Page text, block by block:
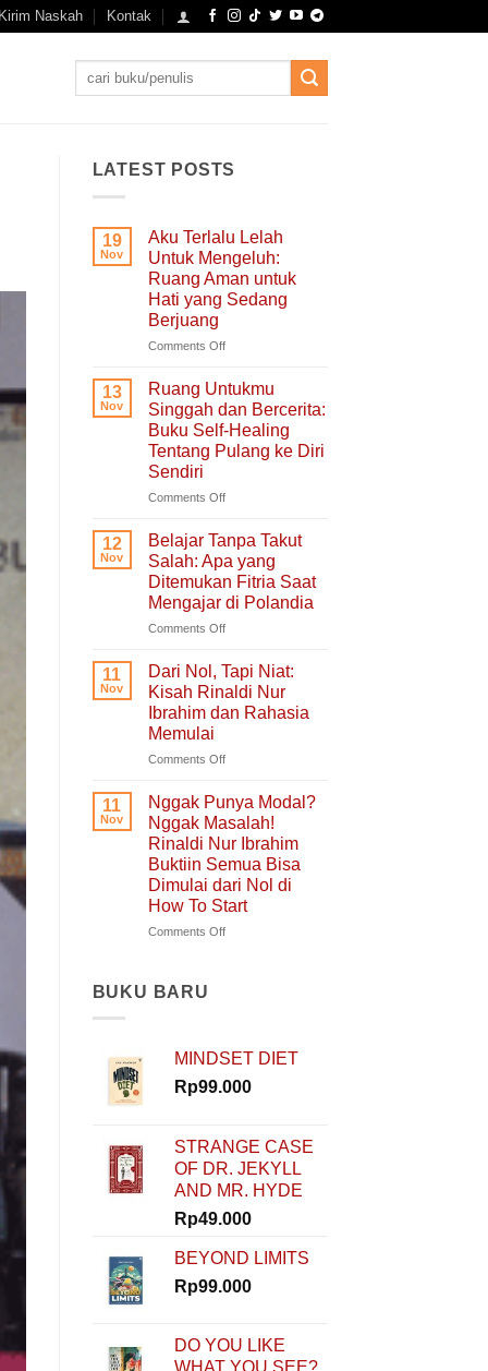
Naskah Kontak
Search
LATEST POSTS
19
Nov
Aku Terlalu Lelah
Untuk Mengeluh:
Ruang Aman untuk
Hati yang Sedang
Berjuang
Comments Offon
Terlalu
Lelah
Untuk
Mengeluh:
Ruang
untuk
Sedang
Berjuang
13
Nov
Ruang Untukmu
Singgah dan Bercerita:
Buku Self-Healing
Tentang Pulang ke Diri
Sendiri
Comments Offon
Untukmu
Singgah
dan
Bercerita:
Buku
Self-
Tentang
Pulang
ke
Diri
12
Nov
Belajar Tanpa Takut
Salah: Apa yang
Ditemukan Fitria Saat
Mengajar di Polandia
Comments Offon
Tanpa
Takut
Salah:
Apa
Ditemukan
Mengajar
di
Polandia
11
Nov
Dari Nol, Tapi Niat:
Kisah Rinaldi Nur
Ibrahim dan Rahasia
Memulai
Comments Offon
Tapi
Niat:
Kisah
Rinaldi
Nur
Ibrahim
dan
11
Nov
Nggak Punya Modal?
Nggak Masalah!
Rinaldi Nur Ibrahim
Buktiin Semua Bisa
Dimulai dari Nol di
How To Start
Comments Offon
Nur
Ibrahim
Buktiin
Dimulai
dari
Nol
How
Start
BUKU BARU
MINDSET DIET
Rp99.000
STRANGE CASE
OF DR. JEKYLL
AND MR. HYDE
Rp49.000
BEYOND LIMITS
Rp99.000
DO YOU LIKE
WHAT YOU SEE?